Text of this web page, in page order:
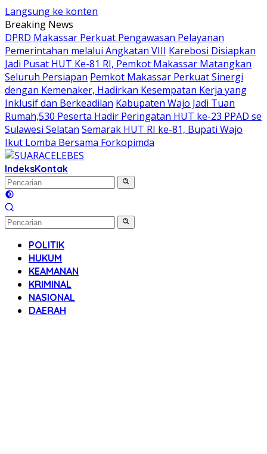
Langsung ke konten
Breaking News
DPRD Makassar Perkuat Pengawasan Pelayanan
Pemerintahan melalui Angkatan VIII Karebosi Disiapkan
Jadi Pusat HUT Ke-81 RI, Pemkot Makassar Matangkan
Seluruh Persiapan Pemkot Makassar Perkuat Sinergi
dengan Kemenaker, Hadirkan Kesempatan Kerja yang
Inklusif dan Berkeadilan Kabupaten Wajo Jadi Tuan
Rumah,530 Peserta Hadir Peringatan HUT ke-23 PPAD se
Sulawesi Selatan Semarak HUT RI ke-81, Bupati Wajo
Ikut Lomba Bersama Forkopimda
IndeksKontak
POLITIK
HUKUM
KEAMANAN
KRIMINAL
NASIONAL
DAERAH